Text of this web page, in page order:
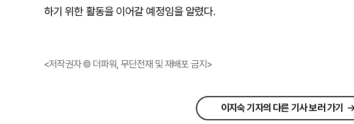
하기 위한 활동을 이어갈 예정임을 알렸다.
<저작권자 © 더파워, 무단전재 및 재배포 금지>
이지숙 기자의 다른 기사 보러 가기